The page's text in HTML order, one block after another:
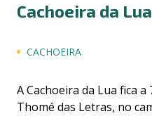
Cachoeira da Lua
CACHOEIRA
A Cachoeira da Lua fica a
Thomé das Letras, no